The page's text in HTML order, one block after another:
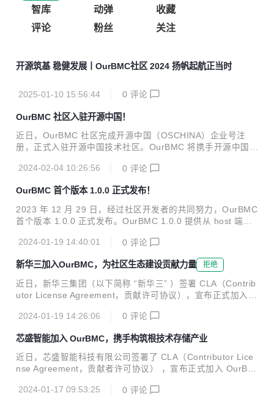
智库
动弹
收藏
评论
粉丝 关注
开源筑基 稳健发展丨OurBMC社区 2024 扬帆起航正当时
2025-01-10 15:56:44 0 评论
OurBMC 社区入驻开源中国！
近日，OurBMC 社区完成开源中国（OSCHINA）企业号注
册，正式入驻开源中国技术社区。OurBMC 将携手开源中国优
生态。 作为国内知名的开源技术社区，OSCHINA 聚集了超过
开源技术能力和优化开源生态环境方面发挥了重要作用。自创
建至今，经过十五年深耕与发展，结合对中国本土开源环境的
深刻理解，OSCHINA 已成为推动国内开源技术进步的重要力
筹建的国内首个 BMC 开源根社区。在多方共同努力下，OurB
2024-02-04 10:26:56 0 评论
OurBMC 首个版本 1.0.0 正式发布！
2023 年 12 月 29 日，经过社区开发者的共同努力，OurBMC
首个版本 1.0.0 正式发布。OurBMC 1.0.0 提供从 host 端到
开发者提供全面、高效的 BMC 全栈解决方案。 发布内容 Our
BMC 1.0.0 发布内容包含了 bmc-uboot、bmc-linux、bmc-o
penbmc、bmc-web、host-UEFI 以及 host-linux 6 大模块。
bmc-uboot Bmc-uboot v1.0.0基于U-Boot v2019.04开发，
在支持业界主流BMC芯片的基础上，使能飞腾腾珑E2...
2024-01-19 14:40:01 0 评论
新华三加入OurBMC，为社区生态建设贡献力量 拒绝
近日，新华三集团（以下简称 “新华三” ）签署 CLA（Contrib
utor License Agreement，贡献许可协议），宣布正式加入 O
为客户业务创新、数字化转型值得信赖的合作伙伴。作为紫光
全产业链，不断提升数字化和智能化赋能水平。 新华三拥有计
算、存储、网络、5G、安全、终端等全方位的数字化基础设
施整体能力，提供云计算、大数据、人工智能、工业互联网、
信息安全、智能联接、边缘计算等在内的一站式数字化解决方
案，以及端到端的技术服务。新华三深耕行业数十年，始终以
2024-01-19 14:26:06 0 评论
芯盛智能加入 OurBMC，携手构筑根技术存储产业
近日，芯盛智能科技有限公司签署了 CLA（Contributor Lice
nse Agreement，贡献者许可协议） ，宣布正式加入 OurBM
的固态存储控制器芯片及解决方案提供商。公司现有员工 500
2024-01-17 09:53:25 0 评论